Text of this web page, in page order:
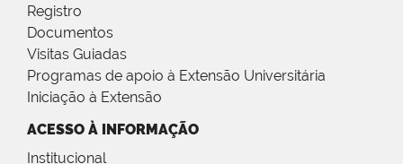
Registro
Documentos
Visitas Guiadas
Programas de apoio à Extensão Universitária
Iniciação à Extensão
ACESSO À INFORMAÇÃO
Institucional